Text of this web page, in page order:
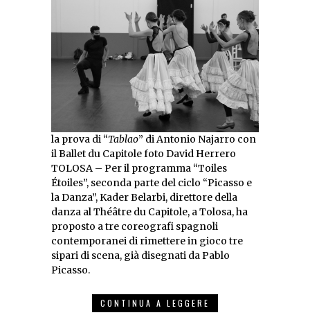
la prova di “Tablao” di Antonio Najarro con
il Ballet du Capitole foto David Herrero
TOLOSA – Per il programma “Toiles
Étoiles”, seconda parte del ciclo “Picasso e
la Danza”, Kader Belarbi, direttore della
danza al Théâtre du Capitole, a Tolosa, ha
proposto a tre coreografi spagnoli
contemporanei di rimettere in gioco tre
sipari di scena, già disegnati da Pablo
Picasso.
CONTINUA A LEGGERE